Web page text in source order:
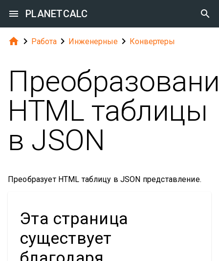
 PLANETCALC 
  Работа  Инженерные  Конвертеры
HTML таблицы
в JSON
Преобразует HTML таблицу в JSON представление.
Эта страница
существует